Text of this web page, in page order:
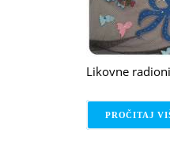
Likovne
PROČITAJ